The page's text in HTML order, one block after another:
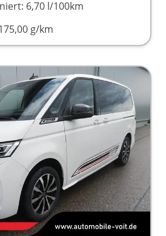
6,70 l/100km
g/km